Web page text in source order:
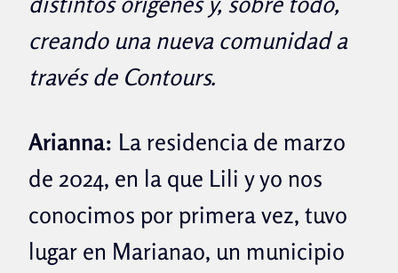
creando una nueva comunidad a
través de Contours.
Arianna: La residencia de marzo
de 2024, en la que Lili y yo nos
conocimos por primera vez, tuvo
lugar en Marianao, un municipio